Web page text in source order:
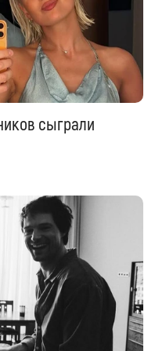
сыграли